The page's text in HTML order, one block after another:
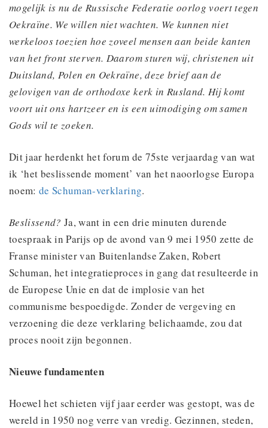
mogelijk is nu de Russische Federatie oorlog voert tegen
Oekraïne. We willen niet wachten. We kunnen niet
werkeloos toezien hoe zoveel mensen aan beide kanten
van het front sterven. Daarom sturen wij, christenen uit
Duitsland, Polen en Oekraïne, deze brief aan de
gelovigen van de orthodoxe kerk in Rusland. Hij komt
voort uit ons hartzeer en is een uitnodiging om samen
Gods wil te zoeken.
Dit jaar herdenkt het forum de 75ste verjaardag van wat
ik ‘het beslissende moment’ van het naoorlogse Europa
noem:de Schuman-verklaring.
Beslissend? Ja, want in een drie minuten durende
toespraak in Parijs op de avond van 9 mei 1950 zette de
Franse minister van Buitenlandse Zaken, Robert
Schuman, het integratieproces in gang dat resulteerde in
de Europese Unie en dat de implosie van het
communisme bespoedigde. Zonder de vergeving en
verzoening die deze verklaring belichaamde, zou dat
proces nooit zijn begonnen.
Nieuwe fundamenten
Hoewel het schieten vijf jaar eerder was gestopt, was de
wereld in 1950 nog verre van vredig. Gezinnen, steden,